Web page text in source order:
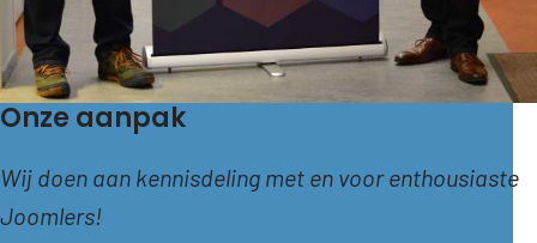
Onze aanpak
Wij doen aan kennisdeling met en voor enthousiaste
Joomlers!